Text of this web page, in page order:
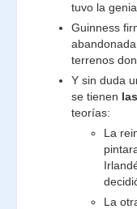
tuvo la
Guinness
terrenos
Y sin duda
se tienen
teorías:
La
La